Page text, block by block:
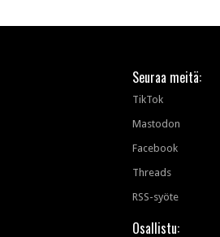
Seuraa meitä:
TikTok
Mastodon
Facebook
Threads
RSS-syöte
Osallistu: